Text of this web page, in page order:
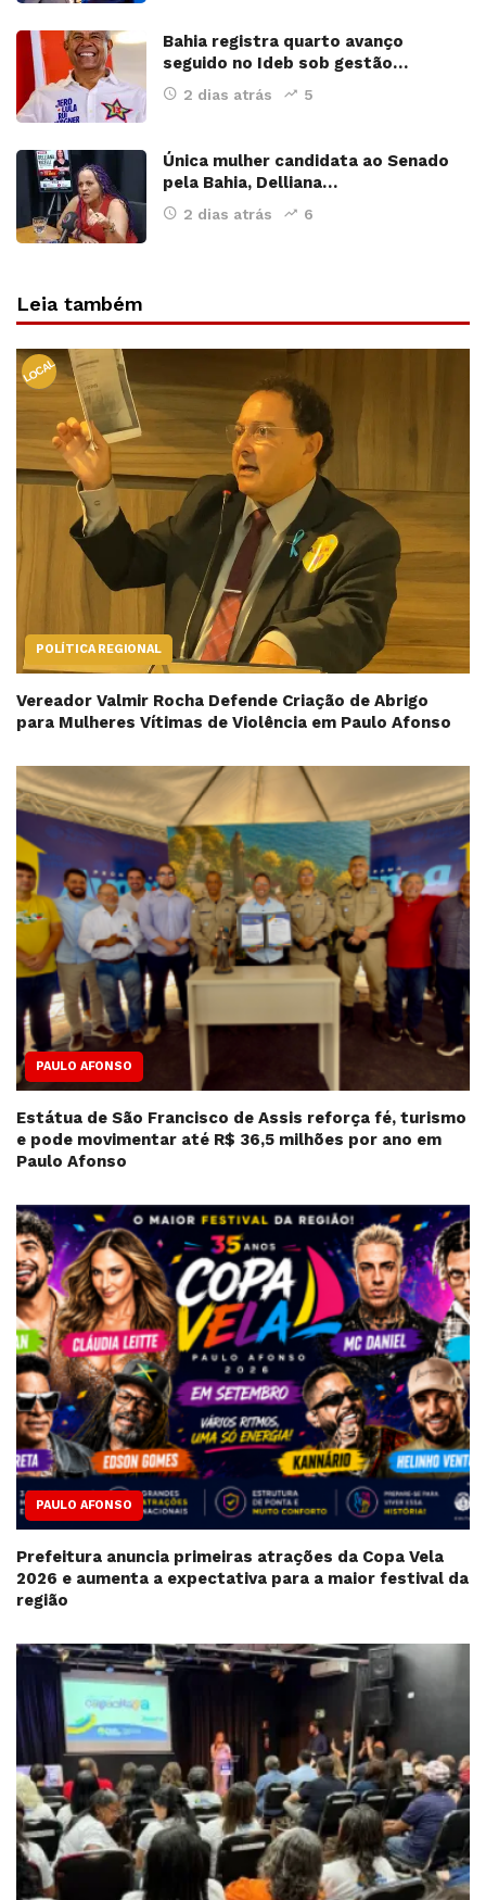
Bahia registra quarto avanço
seguido no Ideb sob gestão…
2 dias atrás 5
Única mulher candidata ao Senado
pela Bahia, Delliana…
2 dias atrás 6
Leia também
LOCAL
POLÍTICA REGIONAL
Vereador Valmir Rocha Defende Criação de Abrigo
para Mulheres Vítimas de Violência em Paulo Afonso
PAULO AFONSO
Estátua de São Francisco de Assis reforça fé, turismo
e pode movimentar até R$ 36,5 milhões por ano em
Paulo Afonso
PAULO AFONSO
Prefeitura anuncia primeiras atrações da Copa Vela
2026 e aumenta a expectativa para a maior festival da
região